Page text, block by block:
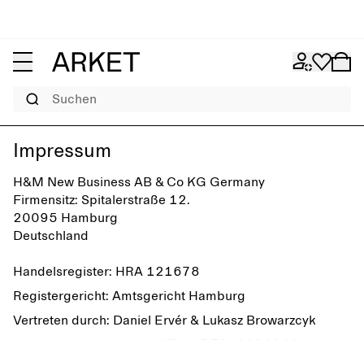
Suchen
Impressum
H&M New Business AB & Co KG Germany
Firmensitz: Spitalerstraße 12.
20095 Hamburg
Deutschland
Handelsregister: HRA 121678
Registergericht: Amtsgericht Hamburg
Vertreten durch: Daniel Ervér & Lukasz Browarzcyk